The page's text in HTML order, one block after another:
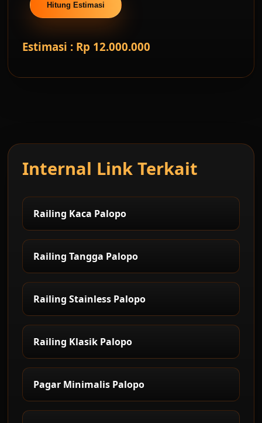
Hitung Estimasi
Estimasi : Rp 12.000.000
Internal Link Terkait
Railing Kaca Palopo
Railing Tangga Palopo
Railing Stainless Palopo
Railing Klasik Palopo
Pagar Minimalis Palopo